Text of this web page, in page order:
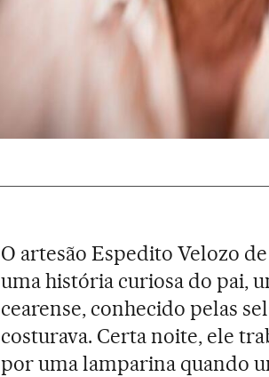
O artesão Espedito Velozo
uma história curiosa do pai,
cearense, conhecido pelas
costurava. Certa noite, ele
por uma lamparina quando